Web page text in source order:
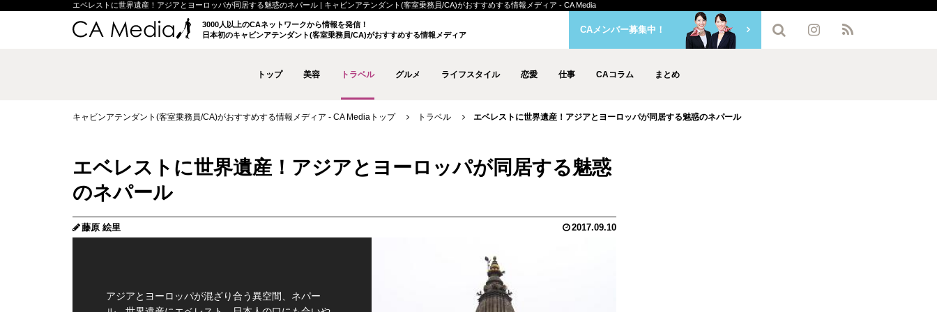
エベレストに世界遺産！アジアとヨーロッパが同居する魅惑のネパール | キャビンアテンダント(客室乗務員/CA)がおすすめする情報メディア - CA Media
3000人以上のCAネットワークから情報を発信！
日本初のキャビンアテンダント(客室乗務員/CA)がおすすめする情報メディア
トップ 美容 トラベル グルメ ライフスタイル 恋愛 仕事 CAコラム まとめ
CAメンバー募集中！
キャビンアテンダント(客室乗務員/CA)がおすすめする情報メディア - CA Mediaトップ トラベル エベレストに世界遺産！アジアとヨーロッパが同居する魅惑のネパール
エベレストに世界遺産！アジアとヨーロッパが同居する魅惑
のネパール
藤原 絵里 2017.09.10
アジアとヨーロッパが混ざり合う異空間、ネパー